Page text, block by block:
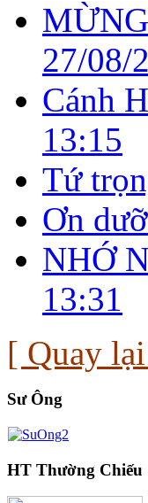
27/08/
Cánh
13:15
Tứ
Ơn
NHỚ
13:31
[ Quay
Sư Ông
HT Thường Chiếu